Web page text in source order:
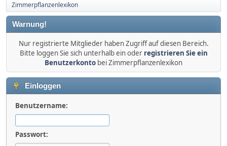
Zimmerpflanzenlexikon
Warnung!
Nur registrierte Mitglieder haben Zugriff auf diesen Bereich.
Bitte loggen Sie sich unterhalb ein oder registrieren Sie ein
Benutzerkonto bei Zimmerpflanzenlexikon
Einloggen
Benutzername:
Passwort: